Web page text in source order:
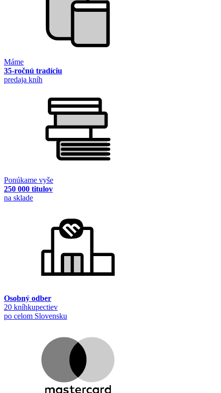
Máme
35-ročnú tradíciu
predaja kníh
Ponúkame vyše
250 000 titulov
na sklade
Osobný odber
20 kníhkupectiev
po celom Slovensku